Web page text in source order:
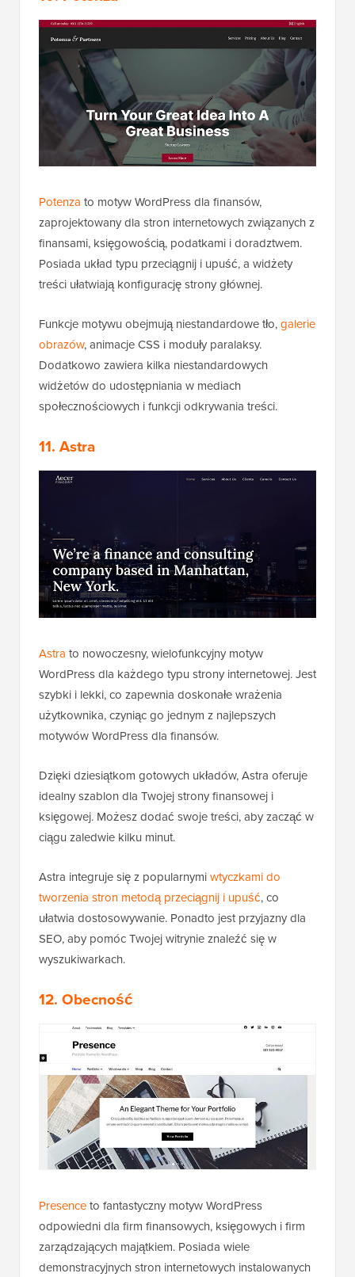
Potenza to motyw WordPress dla finansów,
zaprojektowany dla stron internetowych związanych z
finansami, księgowością, podatkami i doradztwem.
Posiada układ typu przeciągnij i upuść, a widżety
treści ułatwiają konfigurację strony głównej.
Funkcje motywu obejmują niestandardowe tło,galerie
obrazów, animacje CSS i moduły paralaksy.
Dodatkowo zawiera kilka niestandardowych
widżetów do udostępniania w mediach
społecznościowych i funkcji odkrywania treści.
11. Astra
Astra to nowoczesny, wielofunkcyjny motyw
WordPress dla każdego typu strony internetowej. Jest
szybki i lekki, co zapewnia doskonałe wrażenia
użytkownika, czyniąc go jednym z najlepszych
motywów WordPress dla finansów.
Dzięki dziesiątkom gotowych układów, Astra oferuje
idealny szablon dla Twojej strony finansowej i
księgowej. Możesz dodać swoje treści, aby zacząć w
ciągu zaledwie kilku minut.
Astra integruje się z popularnymiwtyczkami do
tworzenia stron metodą przeciągnij i upuść, co
ułatwia dostosowywanie. Ponadto jest przyjazny dla
SEO, aby pomóc Twojej witrynie znaleźć się w
wyszukiwarkach.
12. Obecność
Presenceto fantastyczny motyw WordPress
odpowiedni dla firm finansowych, księgowych i firm
zarządzających majątkiem. Posiada wiele
demonstracyjnych stron internetowych instalowanych